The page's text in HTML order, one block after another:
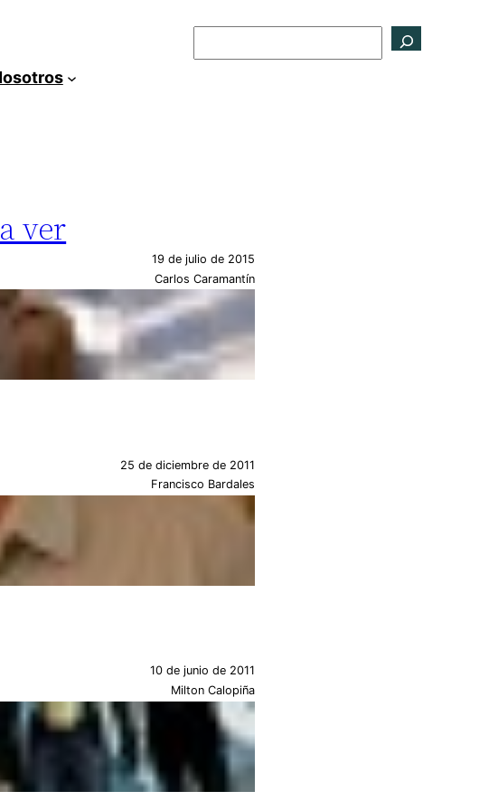
ver
19 de julio de 2015
Carlos Caramantín
25 de diciembre de 2011
Francisco Bardales
10 de junio de 2011
Milton Calopiña